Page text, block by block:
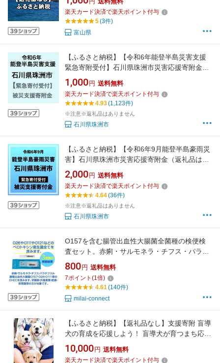
楽天カード決済で楽天ポイント付与
5(3件)
富山県
【ふるさと納税】【令和6年能登半島災害支援
緊急寄附受付】石川県珠洲市災害応援寄附金
（返礼品はありません）
1,000 円 送料無料
楽天カード決済で楽天ポイント付与
4.93(1,123件)
※注意※返礼品はありません
石川県珠洲市
【ふるさと納税】【令和6年9月能登半島豪雨災
害】石川県珠洲市災害応援寄附金（返礼品はあ
りません）
2,000 円 送料無料
楽天カード決済で楽天ポイント付与
4.64(36件)
※注意※返礼品はありません
石川県珠洲市
O157を含む腸管出血性大腸菌全菌種の検便検
査セット。赤痢・サルモネラ・チフス・パラチ
フスA・腸管出血性大腸菌・早い結果・一人か
らでも検査可能・保健所へ届ける際も有効。
800 円 送料無料
7ポイント (1倍)
4.61(140件)
milai-connect
【ふるさと納税】【返礼品なし】支援寄附 盲導
犬の育成を応援しよう！ 盲導犬が育つまち応援
事業（10,000円単位でご寄附いただけます）
10,000 円 送料無料
楽天カード決済で楽天ポイント付与